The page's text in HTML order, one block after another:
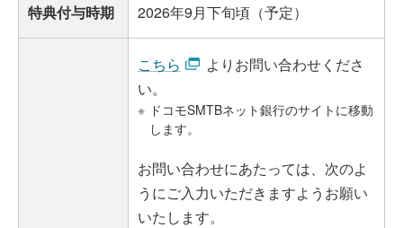
特典付与時期 2026年9月下旬頃（予定）
こちら
よりお問い合わせくださ
い。
※ ドコモSMTBネット銀行のサイトに移動
します。
お問い合わせにあたっては、次のよ
うにご入力いただきますようお願い
いたします。